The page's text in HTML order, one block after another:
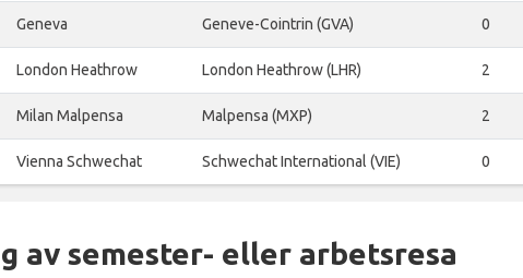
Geneva Geneve-Cointrin (GVA) 0
London Heathrow London Heathrow (LHR) 2
Milan Malpensa Malpensa (MXP) 2
Vienna Schwechat Schwechat International (VIE) 0
av semester- eller arbetsresa